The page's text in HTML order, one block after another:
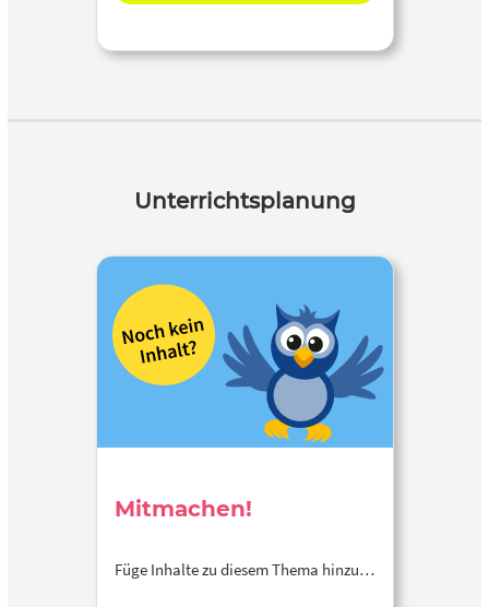
Unterrichtsplanung
Mitmachen!
Füge Inhalte zu diesem Thema hinzu…